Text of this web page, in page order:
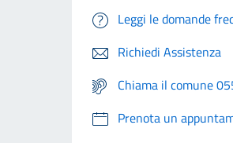
Leggi le domande
Richiedi Assistenza
Chiama il comune
Prenota un